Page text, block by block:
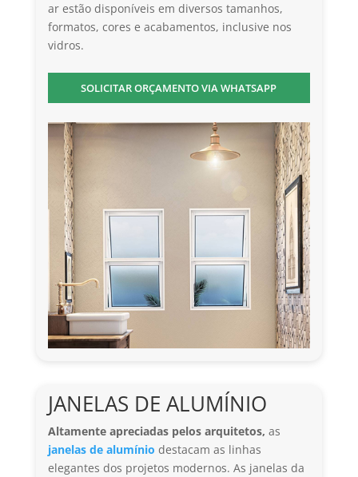
ar estão disponíveis em diversos tamanhos,
formatos, cores e acabamentos, inclusive nos
vidros.
SOLICITAR ORÇAMENTO VIA WHATSAPP
JANELAS DE ALUMÍNIO
Altamente apreciadas pelos arquitetos, as
janelas de alumínio destacam as linhas
elegantes dos projetos modernos. As janelas da